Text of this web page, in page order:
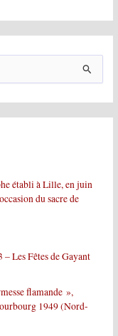
établi à Lille, en juin
du sacre de
Les Fêtes de Gayant
flamande »,
1949 (Nord-